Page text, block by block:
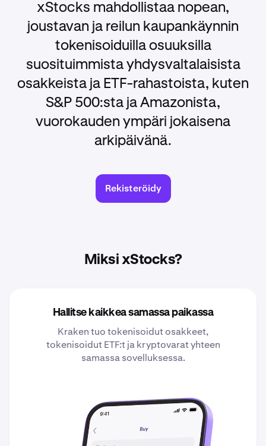
xStocks mahdollistaa nopean,
joustavan ja reilun kaupankäynnin
tokenisoiduilla osuuksilla
suosituimmista yhdysvaltalaisista
osakkeista ja ETF-rahastoista, kuten
S&P 500:sta ja Amazonista,
vuorokauden ympäri jokaisena
arkipäivänä.
Rekisteröidy
Miksi xStocks?
Hallitse kaikkea samassa paikassa
Kraken tuo tokenisoidut osakkeet,
tokenisoidut ETF:t ja kryptovarat yhteen
samassa sovelluksessa.